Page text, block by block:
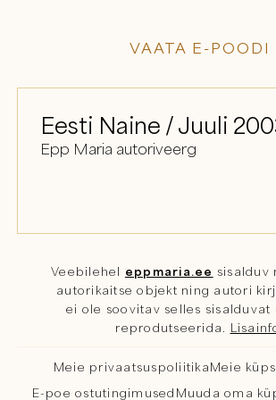
VAATA E-POODI
Eesti Naine / Juuli
Epp Maria autoriveerg
Veebilehel eppmaria.ee sisalduv
autorikaitse objekt ning autori
ei ole soovitav selles sisalduvat
reprodutseerida.
Meie privaatsuspoliitikaMeie
E-poe ostutingimused Muuda oma